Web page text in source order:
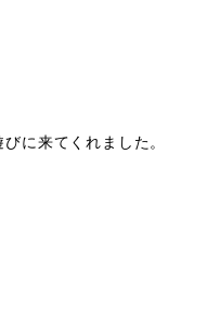
に来てくれました。